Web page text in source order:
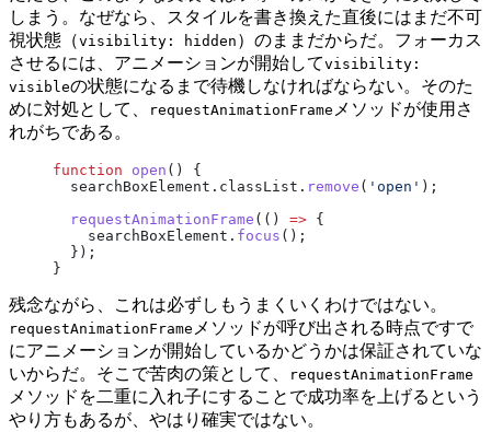
しまう。なぜなら、スタイルを書き換えた直後にはまだ不可
視状態（visibility: hidden ）のままだからだ。フォーカス
させるには、アニメーションが開始してvisibility:
visibleの状態になるまで待機しなければならない。そのた
めに対処として、
requestAnimationFrame メソッドが使用さ
れがちである。
function open () {
  searchBoxElement.classList.
remove ( 'open' );
  requestAnimationFrame
(() => {
    searchBoxElement.
focus ();
  });
}
残念ながら、これは必ずしもうまくいくわけではない。
requestAnimationFrame メソッドが呼び出される時点ですで
にアニメーションが開始しているかどうかは保証されていな
いからだ。そこで苦肉の策として、
requestAnimationFrame
メソッドを二重に入れ子にすることで成功率を上げるという
やり方もあるが、やはり確実ではない。